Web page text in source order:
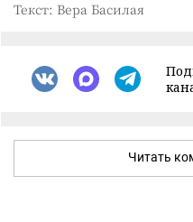
Текст: Вера Басилая
Читать